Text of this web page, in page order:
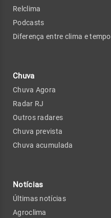
Relclima
Podcasts
Diferença entre clima e tempo
Chuva
Chuva Agora
Radar RJ
Outros radares
Chuva prevista
Chuva acumulada
Notícias
Últimas notícias
Agroclima